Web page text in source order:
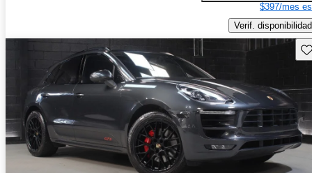
$397/mes
Verif. disponibilidad